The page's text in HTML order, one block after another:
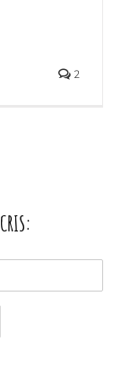
2